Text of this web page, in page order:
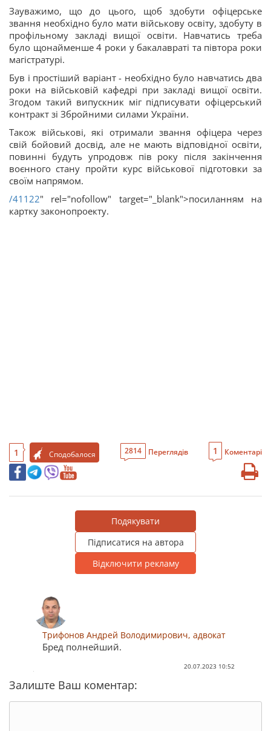
Зауважимо, що до цього, щоб здобути офіцерське
звання необхідно було мати військову освіту, здобуту в
профільному закладі вищої освіти. Навчатись треба
було щонайменше 4 роки у бакалавраті та півтора роки
магістратурі.
Був і простіший варіант - необхідно було навчатись два
роки на військовій кафедрі при закладі вищої освіти.
Згодом такий випускник міг підписувати офіцерський
контракт зі Збройними силами України.
Також військові, які отримали звання офіцера через
свій бойовий досвід, але не мають відповідної освіти,
повинні будуть упродовж пів року після закінчення
воєнного стану пройти курс військової підготовки за
своїм напрямом.
/41122" rel="nofollow" target="_blank">посиланням на
картку законопроекту.
1 Сподобалося 2814 Переглядів 1 Коментарі
Подякувати
Підписатися на автора
Відключити рекламу
Трифонов Андрей Володимирович, адвокат
Бред полнейший.
20.07.2023 10:52
Залиште Ваш коментар: